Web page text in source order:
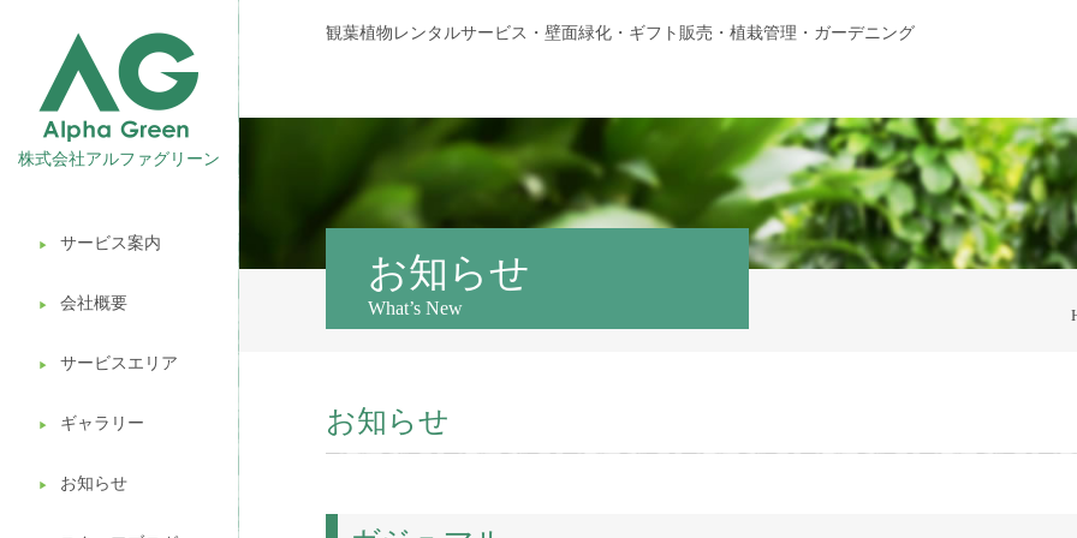
株式会社アルファグリーン
▶︎ サービス案内
▶︎ 会社概要
▶︎ サービスエリア
▶︎ ギャラリー
▶︎ お知らせ
観葉植物レンタル
壁面緑化
ギフト販売
造園ガーデニング
植木処分
観葉植物レンタルサービス・壁面緑化・ギフト販売・植栽管理・ガーデニング
お知らせ
What’s New
お知らせ